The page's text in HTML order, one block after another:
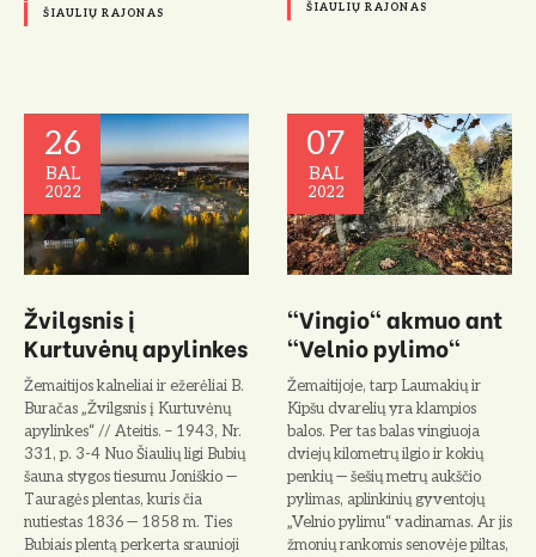
ŠIAULIŲ RAJONAS
ŠIAULIŲ RAJONAS
26
BAL
2022
Žvilgsnis į
Kurtuvėnų apylinkes
Žemaitijos kalneliai ir ežerėliai B.
Buračas „Žvilgsnis į Kurtuvėnų
apylinkes“ // Ateitis. – 1943, Nr.
331, p. 3-4 Nuo Šiaulių ligi Bubių
šauna stygos tiesumu Joniškio —
Tauragės plentas, kuris čia
nutiestas 1836 — 1858 m. Ties
Bubiais plentą per­kerta sraunioji
07
BAL
2022
"Vingio" akmuo ant
"Velnio pylimo"
Žemaitijoje, tarp Laumakių ir
Kipšu dvarelių yra klampios
balos. Per tas ba­las vingiuoja
dviejų kilometrų ilgio ir ko­kių
penkių — šešių metrų aukščio
pyli­mas, aplinkinių gyventojų
„Velnio pylimu“ vadinamas. Ar jis
žmonių rankomis senovėje piltas,